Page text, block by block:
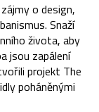
o design,
Snaží
života, aby
jsou zapálení
projekt The
poháněnými